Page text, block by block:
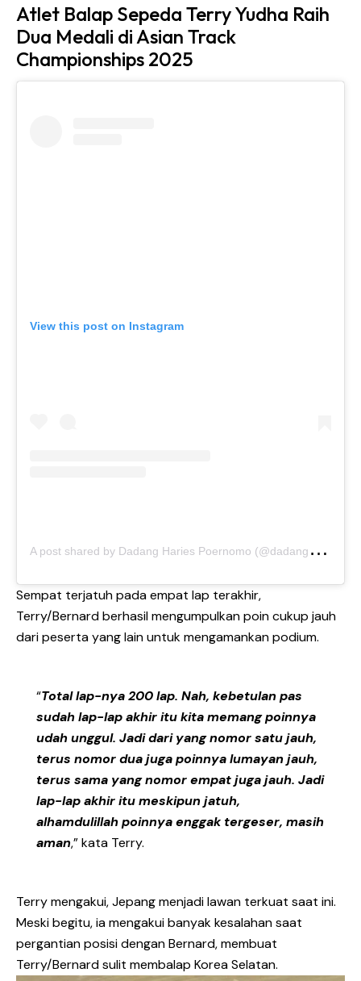
Atlet Balap Sepeda Terry Yudha Raih
Dua Medali di Asian Track
Championships 2025
View this post on Instagram
A
post shared by Dadang Haries Poernomo (@dadanghariespoernomo)
Sempat terjatuh pada empat lap terakhir,
Terry/Bernard berhasil mengumpulkan poin cukup jauh
dari peserta yang lain untuk mengamankan podium.
“Total lap-nya 200 lap. Nah, kebetulan pas
sudah lap-lap akhir itu kita memang poinnya
udah unggul. Jadi dari yang nomor satu jauh,
terus nomor dua juga poinnya lumayan jauh,
terus sama yang nomor empat juga jauh. Jadi
lap-lap akhir itu meskipun jatuh,
alhamdulillah poinnya enggak tergeser, masih
aman,” kata Terry.
Terry mengakui, Jepang menjadi lawan terkuat saat ini.
Meski begitu, ia mengakui banyak kesalahan saat
pergantian posisi dengan Bernard, membuat
Terry/Bernard sulit membalap Korea Selatan.